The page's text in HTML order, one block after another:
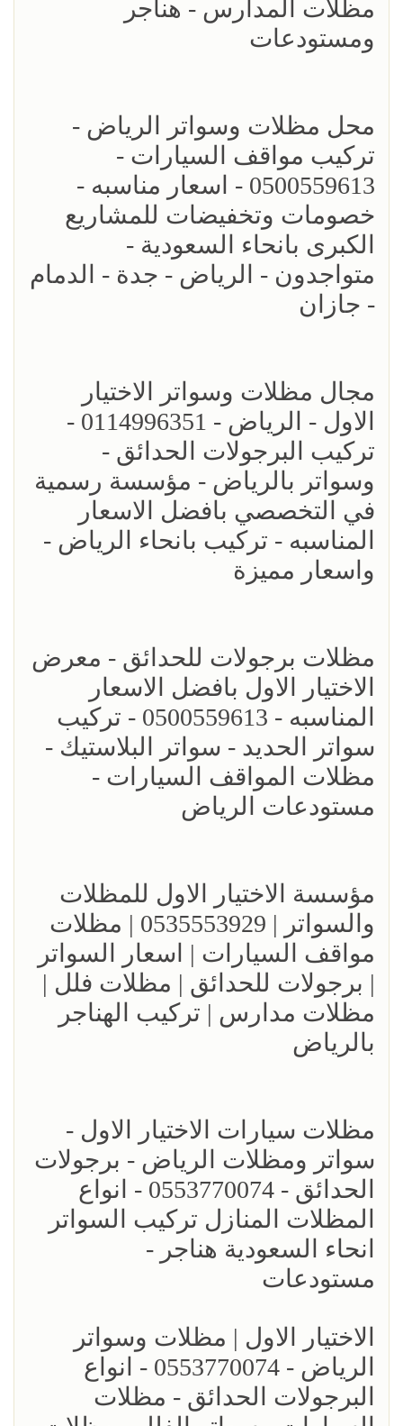
مظلات المدارس - هناجر
ومستودعات
محل مظلات وسواتر الرياض -
تركيب مواقف السيارات -
0500559613 - اسعار مناسبه -
خصومات وتخفيضات للمشاريع
الكبرى بانحاء السعودية -
متواجدون - الرياض - جدة - الدمام
- جازان
مجال مظلات وسواتر الاختيار
الاول - الرياض - 0114996351 -
تركيب البرجولات الحدائق -
وسواتر بالرياض - مؤسسة رسمية
في التخصصي بافضل الاسعار
المناسبه - تركيب بانحاء الرياض -
واسعار مميزة
مظلات برجولات للحدائق - معرض
الاختيار الاول بافضل الاسعار
المناسبه - 0500559613 - تركيب
سواتر الحديد - سواتر البلاستيك -
مظلات المواقف السيارات -
مستودعات الرياض
مؤسسة الاختيار الاول للمظلات
والسواتر | 0535553929 | مظلات
مواقف السيارات | اسعار السواتر
| برجولات للحدائق | مظلات فلل |
مظلات مدارس | تركيب الهناجر
بالرياض
مظلات سيارات الاختيار الاول -
سواتر ومظلات الرياض - برجولات
الحدائق - 0553770074 - انواع
المظلات المنازل تركيب السواتر
انحاء السعودية هناجر -
مستودعات
الاختيار الاول | مظلات وسواتر
الرياض - 0553770074 - انواع
البرجولات الحدائق - مظلات